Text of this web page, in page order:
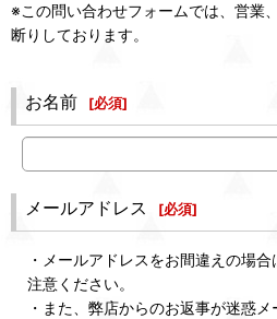
※この問い合わせフォームでは、営業
断りしております。
お名前 [必須]
メールアドレス [必須]
・メールアドレスをお間違えの場
注意ください。
・また、弊店からのお返事が迷惑